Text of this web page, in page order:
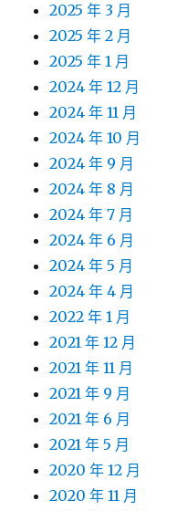
2025 年 3 月
2025 年 2 月
2025 年 1 月
2024 年 12 月
2024 年 11 月
2024 年 10 月
2024 年 9 月
2024 年 8 月
2024 年 7 月
2024 年 6 月
2024 年 5 月
2024 年 4 月
2022 年 1 月
2021 年 12 月
2021 年 11 月
2021 年 9 月
2021 年 6 月
2021 年 5 月
2020 年 12 月
2020 年 11 月